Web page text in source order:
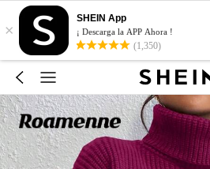
×
SHEIN App
¡ Descarga la APP Ahora !
(1,350)